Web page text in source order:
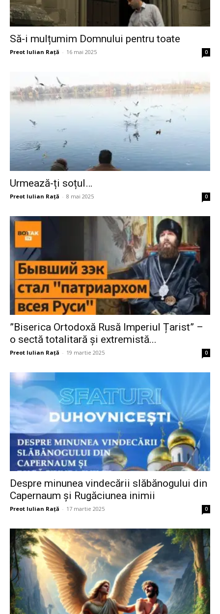
Să-i mulțumim Domnului pentru toate
Preot Iulian Raţă - 16 mai 2025 0
Urmează-ți soțul…
Preot Iulian Raţă - 8 mai 2025 0
”Biserica Ortodoxă Rusă Imperiul Țarist” –
o sectă totalitară și extremistă...
Preot Iulian Raţă - 19 martie 2025 0
Despre minunea vindecării slăbănogului din
Capernaum și Rugăciunea inimii
Preot Iulian Raţă - 17 martie 2025 0